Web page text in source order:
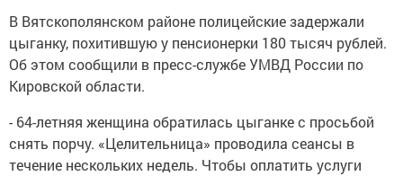
В Вятскополянском районе полицейские задержали
цыганку, похитившую у пенсионерки 180 тысяч рублей.
Об этом сообщили в пресс-службе УМВД России по
Кировской области.
- 64-летняя женщина обратилась цыганке с просьбой
снять порчу. «Целительница» проводила сеансы в
течение нескольких недель. Чтобы оплатить услуги